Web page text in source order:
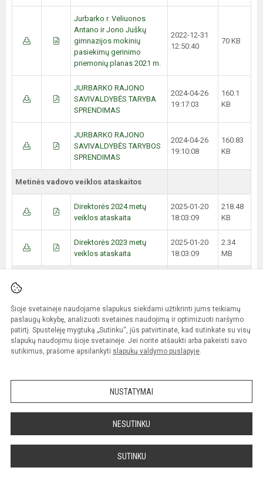
Šioje svetainėje naudojame slapukus siekdami užtikrinti jums teikiamų
paslaugų kokybę, analizuoti svetainės naudojimą ir optimizuoti naršymo
patirtį. Spustelėję mygtuką „Sutinku“, jūs patvirtinate, kad sutinkate su visų
slapukų naudojimu šioje svetainėje. Jei norite atšaukti arba pakeisti savo
sutikimus, prašome apsilankyti slapukų valdymo puslapyje.
NUSTATYMAI
NESUTINKU
SUTINKU
Jurbarko r. Veliuonos
Antano ir Jono Juškų
gimnazijos mokinių
pasiekimų gerinimo
priemonių planas 2021 m.
2022-12-31
12:50:40
70 KB
JURBARKO RAJONO
SAVIVALDYBĖS TARYBA
SPRENDIMAS
2024-04-26
19:17:03
160.1
KB
JURBARKO RAJONO
SAVIVALDYBĖS TARYBOS
SPRENDIMAS
2024-04-26
19:10:08
160.83
KB
Metinės vadovo veiklos ataskaitos
Direktorės 2024 metų
veiklos ataskaita
2025-01-20
18:03:09
218.48
KB
Direktorės 2023 metų
veiklos ataskaita
2025-01-20
18:03:09
2.34
MB
SAVIVALDYBĖS TARYBOS
SPRENDIMAS DĖL 2023
METŲ JURBARKO R.
VELIUONOS ANTANO IR
ATASKAITŲ RINKINIO
PATVIRTINIMO 2024 m.
balandžio 25 d. Nr. T2-116
2024-04-30
2022 metų veiklos